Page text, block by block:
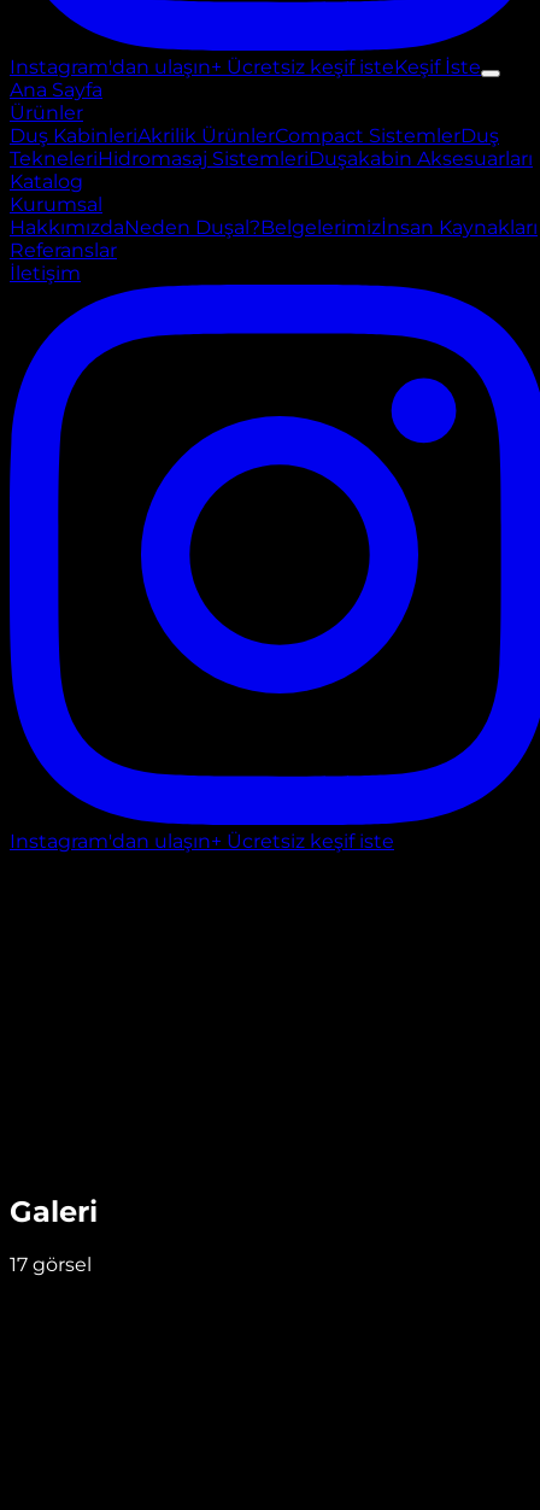
Instagram'dan ulaşın+ Ücretsiz keşif isteKeşif İste
Ana Sayfa
Ürünler
Duş KabinleriAkrilik ÜrünlerCompact SistemlerDuş
TekneleriHidromasaj SistemleriDuşakabin Aksesuarları
Katalog
Kurumsal
HakkımızdaNeden Duşal?Belgelerimizİnsan Kaynakları
Referanslar
İletişim
Instagram'dan ulaşın+ Ücretsiz keşif iste
Galeri
17 görsel